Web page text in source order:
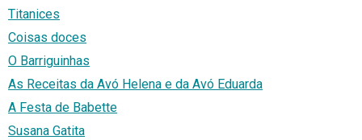
Titanices
Coisas doces
O Barriguinhas
As Receitas da Avó Helena e da Avó Eduarda
A Festa de Babette
Susana Gatita